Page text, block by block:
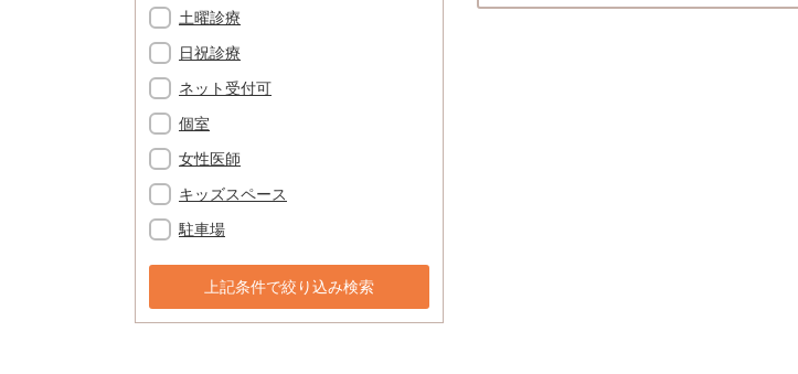
土曜診療
日祝診療
ネット受付可
個室
女性医師
キッズスペース
駐車場
上記条件で絞り込み検索